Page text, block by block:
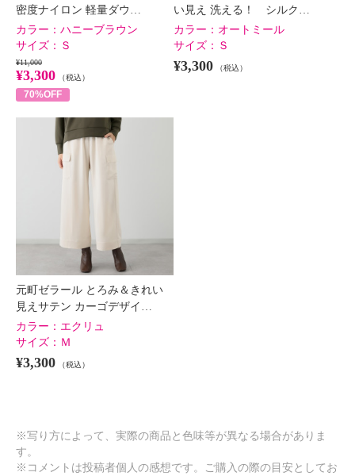
密度ナイロン 軽量ダウ…
カラー： ハニーブラウン
サイズ： Ｓ
¥11,000
¥3,300 （税込）
70%OFF
い見え 洗える！ シルク…
カラー： オートミール
サイズ： Ｓ
¥3,300 （税込）
元町ゼラール とろみ＆きれい
見えサテン カーゴデザイ…
カラー： エクリュ
サイズ： Ｍ
¥3,300 （税込）
※写り方によって、実際の商品と色味等が異なる場合がありま
す。
※コメントは投稿者個人の感想です。ご購入の際の目安としてお